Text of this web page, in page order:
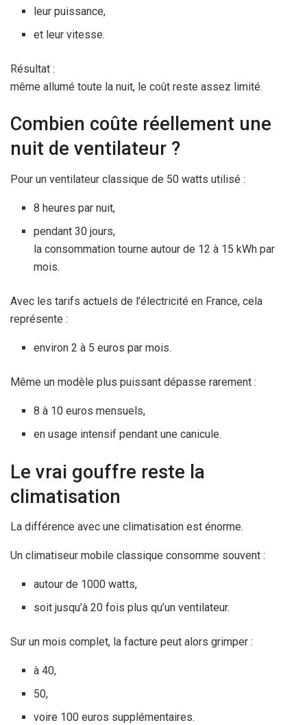
leur puissance,
et leur vitesse.
Résultat :
même allumé toute la nuit, le coût reste assez limité.
Combien coûte réellement une
nuit de ventilateur ?
Pour un ventilateur classique de 50 watts utilisé :
8 heures par nuit,
pendant 30 jours,
la consommation tourne autour de 12 à 15 kWh par
mois.
Avec les tarifs actuels de l’électricité en France, cela
représente :
environ 2 à 5 euros par mois.
Même un modèle plus puissant dépasse rarement :
8 à 10 euros mensuels,
en usage intensif pendant une canicule.
Le vrai gouffre reste la
climatisation
La différence avec une climatisation est énorme.
Un climatiseur mobile classique consomme souvent :
autour de 1000 watts,
soit jusqu’à 20 fois plus qu’un ventilateur.
Sur un mois complet, la facture peut alors grimper :
à 40,
50,
voire 100 euros supplémentaires.